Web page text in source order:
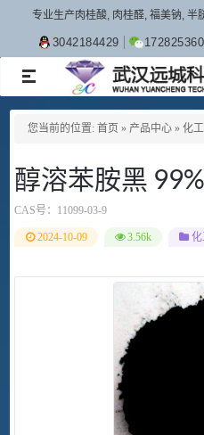
专业生产肉桂酸, 肉桂醛, 福美钠, 半
3042184429
TOGGLE
NAVIGATION
您当前的位置: 首页 » 产品中心 » 化
醇溶苯胺黑 99%
CAS号： 11099-03-9
2024-10-09 3.56k